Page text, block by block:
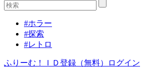
#ホラー
#探索
#レトロ
ふりーむ！ＩＤ登録（無料） ログイン